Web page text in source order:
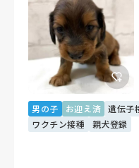
男の子
お迎え済 遺伝子
ワクチン接種
親犬登録